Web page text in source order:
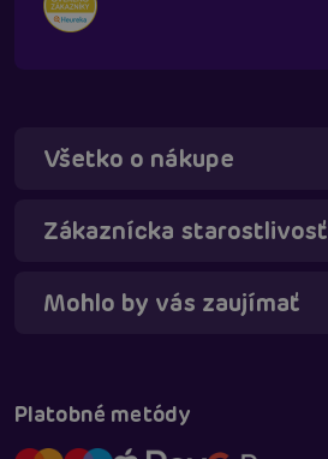
Všetko o nákupe
Zákaznícka starostlivosť
Mohlo by vás zaujímať
Platobné metódy
Táňa - virtuálna asistentka